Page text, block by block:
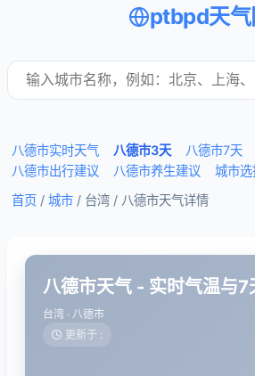
ptbpd天气
八德市实时天气 八德市3天 八德市7天
八德市出行建议
八德市养生建议
城市选
首页 / 城市 / 台湾 / 八德市天气详情
八德市天气 - 实时气温与7
台湾 · 八德市
更新于 :